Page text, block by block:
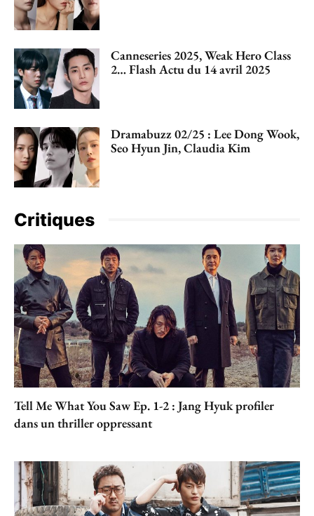
Canneseries 2025, Weak Hero Class
2… Flash Actu du 14 avril 2025
Dramabuzz 02/25 : Lee Dong Wook,
Seo Hyun Jin, Claudia Kim
Critiques
Tell Me What You Saw Ep. 1-2 : Jang Hyuk profiler
dans un thriller oppressant